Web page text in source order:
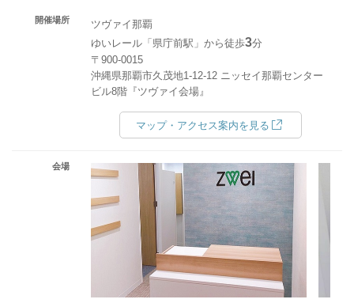
開催場所
ツヴァイ那覇
ゆいレール「県庁前駅」から徒歩3分
〒900-0015
沖縄県那覇市久茂地1-12-12 ニッセイ那覇センター
ビル8階『ツヴァイ会場』
マップ・アクセス案内を見る
会場